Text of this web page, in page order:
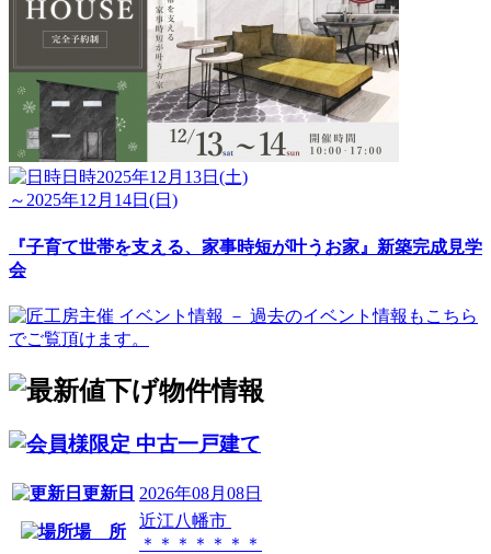
日時2025年12月13日(土)
～2025年12月14日(日)
『子育て世帯を支える、家事時短が叶うお家』新築完成見学
会
中古一戸建て
更新日 2026年08月08日
場 所
近江八幡市
＊＊＊＊＊＊＊